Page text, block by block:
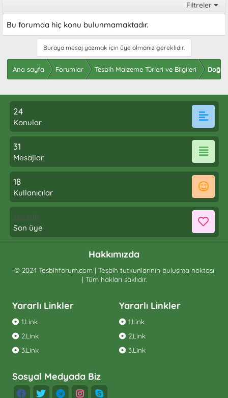
Filtreler
Bu forumda hiç konu bulunmamaktadır.
Buraya mesaj yazmak için üye olmanız gereklidir.
Ana sayfa Forumlar Tesbih Malzeme Türleri ve Bilgileri Doğal
24
Konular
31
Mesajlar
18
Kullanıcılar
sustalı
Son üye
Hakkımızda
© 2024 Tesbihforum.com | Tesbih tutkunlarının buluşma noktası
| Tüm hakları saklıdır.
Yararlı Linkler
1.Link
2.Link
3.Link
Yararlı Linkler
1.Link
2.Link
3.Link
Sosyal Medyada Biz